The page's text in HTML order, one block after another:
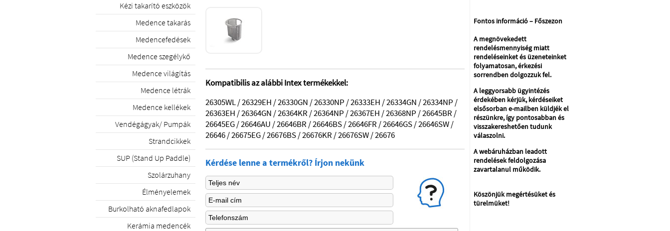
Kézi takarító eszközök
Medence takarás
Medencefedések
Medence szegélykő
Medence világítás
Medence létrák
Medence kellékek
Vendégágyak/ Pumpák
Strandcikkek
SUP (Stand Up Paddle)
Szolárzuhany
Élményelemek
Burkolható aknafedlapok
Kerámia medencék
Kompatibilis az alábbi Intex termékekkel:
26305WL / 26329EH / 26330GN / 26330NP / 26333EH / 26334GN / 26334NP /
26363EH / 26364GN / 26364KR / 26364NP / 26367EH / 26368NP / 26645BR /
26645EG / 26646AU / 26646BR / 26646BS / 26646FR / 26646GS / 26646SW /
26646 / 26675EG / 26676BS / 26676KR / 26676SW / 26676
Kérdése lenne a termékről? Írjon nekünk
Fontos információ – Főszezon
A megnövekedett
rendelésmennyiség miatt
rendeléseinket és üzeneteinket
folyamatosan, érkezési
sorrendben dolgozzuk fel.
A leggyorsabb ügyintézés
érdekében kérjük, kérdéseiket
elsősorban e-mailben küldjék el
részünkre, így pontosabban és
visszakereshetően tudunk
válaszolni.
A webáruházban leadott
rendelések feldolgozása
zavartalanul működik.
Köszönjük megértésüket és
türelmüket!